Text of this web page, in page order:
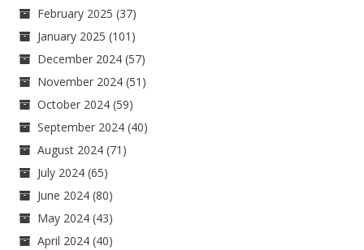
February 2025 (37)
January 2025 (101)
December 2024 (57)
November 2024 (51)
October 2024 (59)
September 2024 (40)
August 2024 (71)
July 2024 (65)
June 2024 (80)
May 2024 (43)
April 2024 (40)